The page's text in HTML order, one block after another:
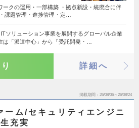
ークの運用・一部構築 ・拠点新設・統廃合に伴
課題管理・進捗管理・定…
ソリューション事業を展開するグローバル企業
は「派遣中心」から「受託開発・…
詳細へ
掲載期間 26/08/06～26/08/24
ーム/セキュリティエンジニ
充実